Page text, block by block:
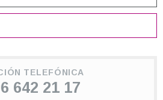
TELEFÓNICA
642 21 17